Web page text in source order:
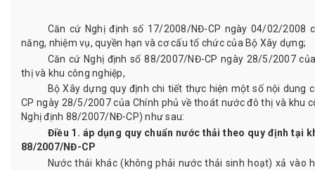
Căn cứ Nghị định số 17/2008/NĐ-CP ngày 04/02/2008
năng, nhiệm vụ, quyền hạn và cơ cấu tổ chức của Bộ Xây dựng;
Căn cứ Nghị định số 88/2007/NĐ-CP ngày 28/5/2007
thị và khu công nghiệp,
Bộ Xây dựng quy định chi tiết thực hiện một số nội dung
CP ngày 28/5/2007 của Chính phủ về thoát nước đô thị và khu
Nghị định 88/2007/NĐ-CP) như sau:
Điều 1. áp dụng quy chuẩn nước thải theo quy định tại
88/2007/NĐ-CP
Nước thải khác (không phải nước thải sinh hoạt) xả vào